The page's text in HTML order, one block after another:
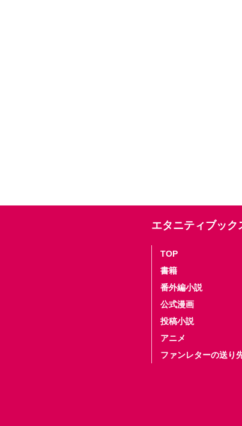
エタニティブック
TOP
書籍
番外編小説
公式漫画
投稿小説
アニメ
ファンレターの送り